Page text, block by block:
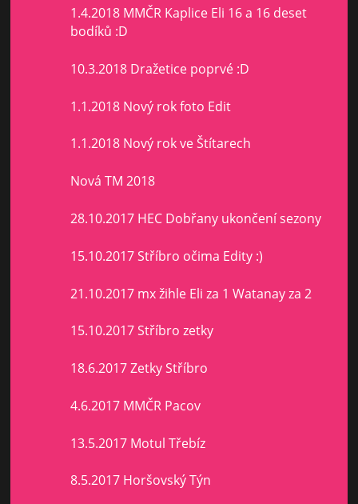
1.4.2018 MMČR Kaplice Eli 16 a 16 deset
bodíků :D
10.3.2018 Dražetice poprvé :D
1.1.2018 Nový rok foto Edit
1.1.2018 Nový rok ve Štítarech
Nová TM 2018
28.10.2017 HEC Dobřany ukončení sezony
15.10.2017 Stříbro očima Edity :)
21.10.2017 mx žihle Eli za 1 Watanay za 2
15.10.2017 Stříbro zetky
18.6.2017 Zetky Stříbro
4.6.2017 MMČR Pacov
13.5.2017 Motul Třebíz
8.5.2017 Horšovský Týn